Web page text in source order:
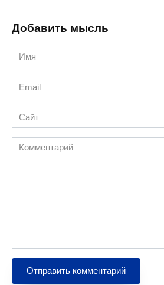
Добавить мысль
Имя
*
Email
*
Сайт
Комментарий